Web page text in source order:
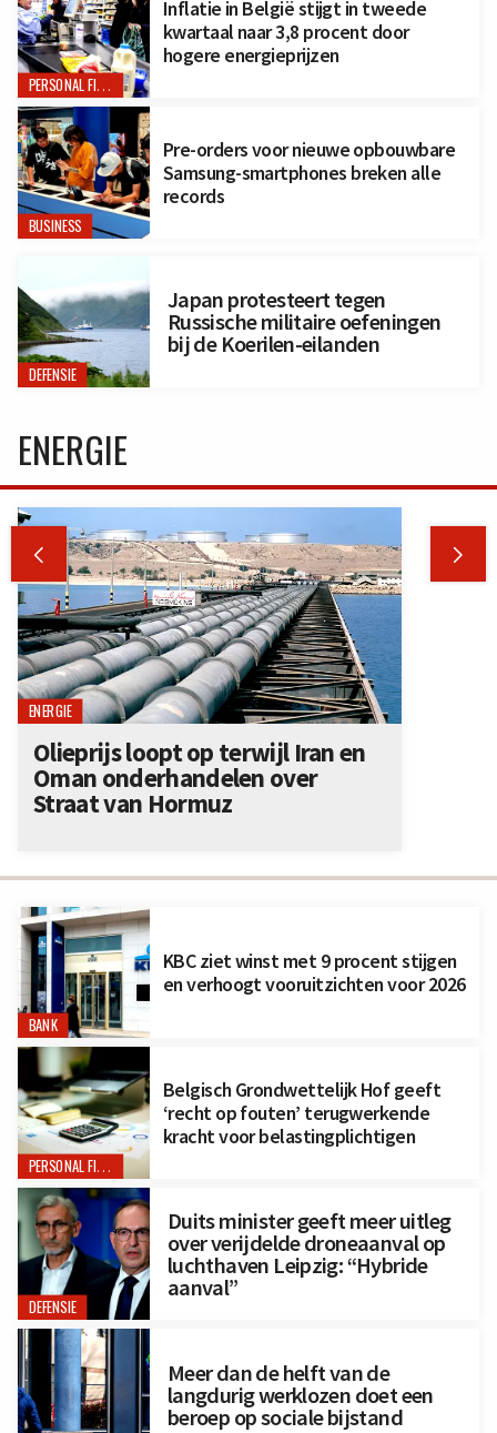
PERSONAL FINANCE
Inflatie in België stijgt in tweede
kwartaal naar 3,8 procent door
hogere energieprijzen
BUSINESS
Pre-orders voor nieuwe opbouwbare
Samsung-smartphones breken alle
records
DEFENSIE
Japan protesteert tegen
Russische militaire oefeningen
bij de Koerilen-eilanden
BANK
KBC ziet winst met 9 procent stijgen
en verhoogt vooruitzichten voor 2026
PERSONAL FINANCE
Belgisch Grondwettelijk Hof geeft
‘recht op fouten’ terugwerkende
kracht voor belastingplichtigen
DEFENSIE
Duits minister geeft meer uitleg
over verijdelde droneaanval op
luchthaven Leipzig: “Hybride
aanval”
Meer dan de helft van de
langdurig werklozen doet een
beroep op sociale bijstand
ENERGIE
 
ENERGIE
Olieprijs loopt op terwijl Iran en
Oman onderhandelen over
Straat van Hormuz